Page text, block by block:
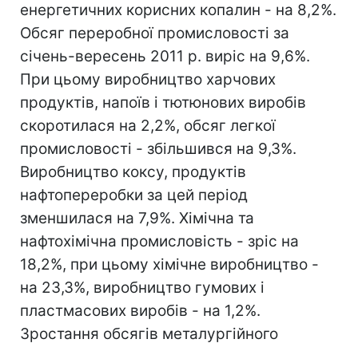
енергетичних корисних копалин - на 8,2%.
Обсяг переробної промисловості за
січень-вересень 2011 р. виріс на 9,6%.
При цьому виробництво харчових
продуктів, напоїв і тютюнових виробів
скоротилася на 2,2%, обсяг легкої
промисловості - збільшився на 9,3%.
Виробництво коксу, продуктів
нафтопереробки за цей період
зменшилася на 7,9%. Хімічна та
нафтохімічна промисловість - зріс на
18,2%, при цьому хімічне виробництво -
на 23,3%, виробництво гумових і
пластмасових виробів - на 1,2%.
Зростання обсягів металургійного